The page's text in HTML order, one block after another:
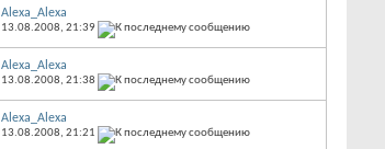
Alexa_Alexa
13.08.2008, 21:39
Alexa_Alexa
13.08.2008, 21:38
Alexa_Alexa
13.08.2008, 21:21